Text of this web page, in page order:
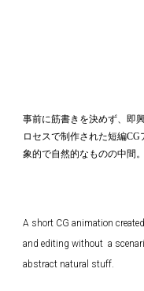
事前に筋書きを決めず、即
ロセスで制作された短編
象的で自然的なものの中間。
A short CG animation
and editing without  a
abstract natural stuff.